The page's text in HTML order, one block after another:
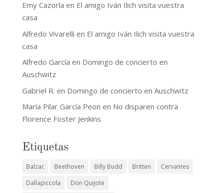
Emy Cazorla en El amigo Iván Ilich visita vuestra
casa
Alfredo Vivarelli en El amigo Iván Ilich visita vuestra
casa
Alfredo García en Domingo de concierto en
Auschwitz
Gabriel R. en Domingo de concierto en Auschwitz
María Pilar García Peon en No disparen contra
Florence Foster Jenkins
Etiquetas
Balzac Beethoven Billy Budd Britten
Cervantes
Dallapiccola
Don Quijote